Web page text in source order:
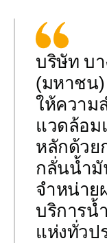
บริษัท บ
(มหาชน)
ให้ความ
แวดล้อม
หลักด้วย
กลั่นน้ำมั
จำหน่าย
บริการน้
แห่งทั่วป